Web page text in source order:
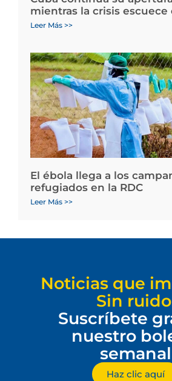
mientras la crisis escuece
Leer Más >>
El ébola llega a los
refugiados en la RDC
Leer Más >>
Noticias que
Sin
Suscríbete
nuestro
semanal
Haz clic aquí